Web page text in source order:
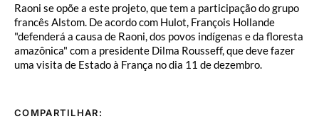
Raoni se opõe a este projeto, que tem a participação do grupo
francês Alstom. De acordo com Hulot, François Hollande
"defenderá a causa de Raoni, dos povos indígenas e da floresta
amazônica" com a presidente Dilma Rousseff, que deve fazer
uma visita de Estado à França no dia 11 de dezembro.
COMPARTILHAR: